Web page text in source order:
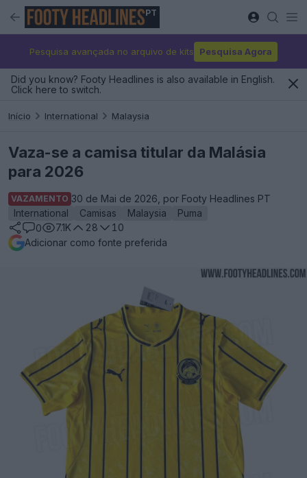
PT
Pesquisa avançada no arquivo de kits Pesquisa Agora
Did you know? Footy Headlines is also available in English.
Click here to switch.
Início International Malaysia
Vaza-se a camisa titular da Malásia
para 2026
VAZAMENTO 30 de Mai de 2026, por Footy Headlines PT
International
Camisas Malaysia
Puma
0
7.1K 28
10
Adicionar como fonte preferida